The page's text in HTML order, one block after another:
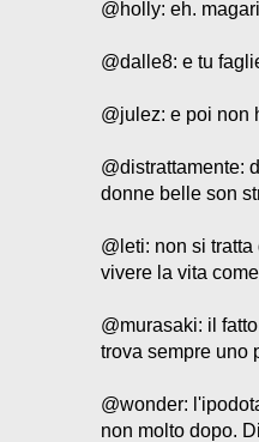
@holly: eh.
@dalle8: e tu
@julez: e poi non
@distrattamente:
donne belle son
@leti: non si
vivere la vita
@murasaki: il
trova sempre uno
@wonder:
non molto dopo.